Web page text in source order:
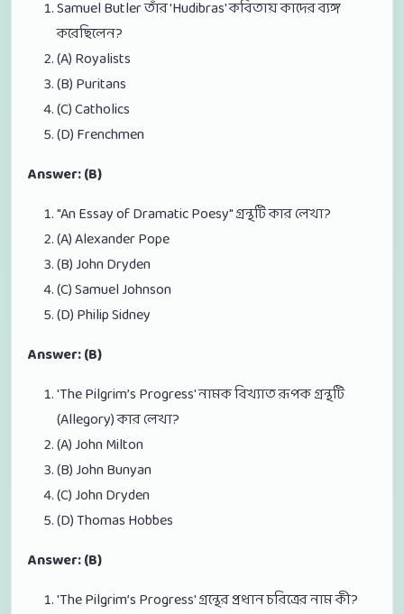
Samuel Butler তাঁর 'Hudibras' কবিতায় কাদের ব্যঙ্গ
করেছিলেন?
(A) Royalists
(B) Puritans
(C) Catholics
(D) Frenchmen
Answer: (B)
"An Essay of Dramatic Poesy" গ্রন্থটি কার লেখা?
(A) Alexander Pope
(B) John Dryden
(C) Samuel Johnson
(D) Philip Sidney
Answer: (B)
'The Pilgrim’s Progress' নামক বিখ্যাত রূপক গ্রন্থটি
(Allegory) কার লেখা?
(A) John Milton
(B) John Bunyan
(C) John Dryden
(D) Thomas Hobbes
Answer: (B)
'The Pilgrim’s Progress' গ্রন্থের প্রধান চরিত্রের নাম কী?